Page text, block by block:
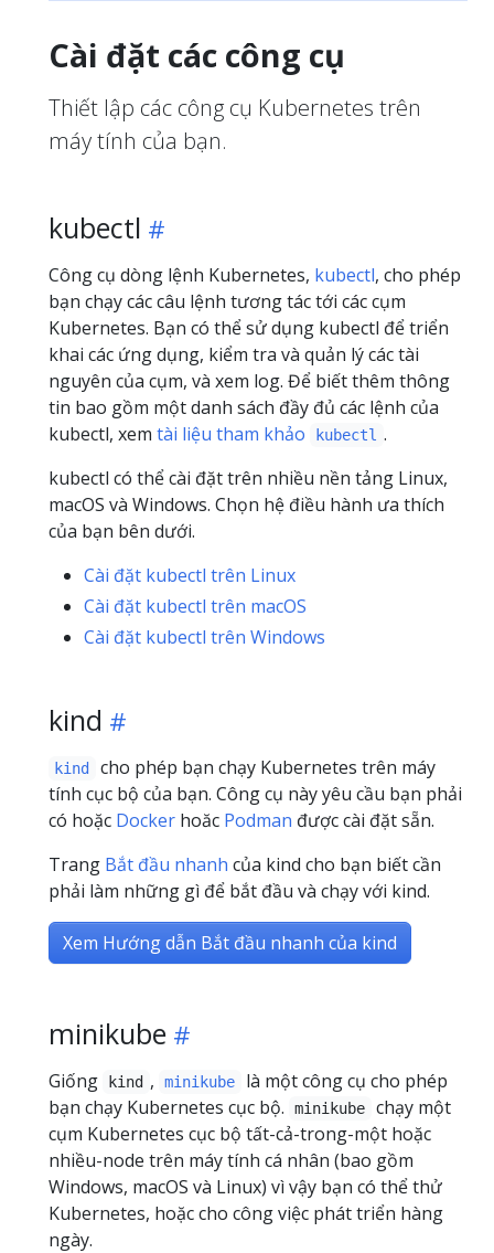
Cài đặt các công cụ
Thiết lập các công cụ Kubernetes trên
máy tính của bạn.
kubectl
Công cụ dòng lệnh Kubernetes, kubectl, cho phép
bạn chạy các câu lệnh tương tác tới các cụm
Kubernetes. Bạn có thể sử dụng kubectl để triển
khai các ứng dụng, kiểm tra và quản lý các tài
nguyên của cụm, và xem log. Để biết thêm thông
tin bao gồm một danh sách đầy đủ các lệnh của
kubectl, xem tài liệu tham khảo kubectl .
kubectl có thể cài đặt trên nhiều nền tảng Linux,
macOS và Windows. Chọn hệ điều hành ưa thích
của bạn bên dưới.
Cài đặt kubectl trên Linux
Cài đặt kubectl trên macOS
Cài đặt kubectl trên Windows
kind
kind
cho phép bạn chạy Kubernetes trên máy
tính cục bộ của bạn. Công cụ này yêu cầu bạn phải
có hoặc Docker hoăc Podman được cài đặt sẵn.
Trang Bắt đầu nhanh của kind cho bạn biết cần
phải làm những gì để bắt đầu và chạy với kind.
Xem Hướng dẫn Bắt đầu nhanh của kind
minikube
Giống kind , minikube
là một công cụ cho phép
bạn chạy Kubernetes cục bộ.
minikube
chạy một
cụm Kubernetes cục bộ tất-cả-trong-một hoặc
nhiều-node trên máy tính cá nhân (bao gồm
Windows, macOS và Linux) vì vậy bạn có thể thử
Kubernetes, hoặc cho công việc phát triển hàng
ngày.